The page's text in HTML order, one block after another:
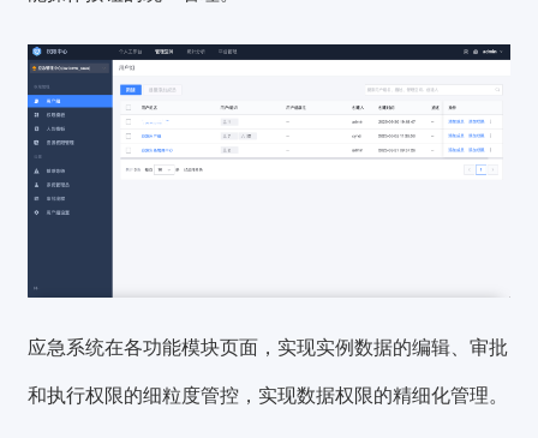
应急系统在各功能模块页面，实现实例数据的编辑、审批
和执行权限的细粒度管控，实现数据权限的精细化管理。